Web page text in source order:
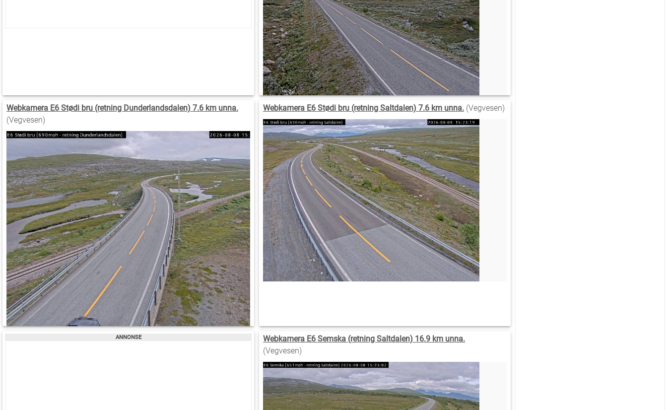
Webkamera E6 Stødi bru (retning Dunderlandsdalen) 7.6 km unna.
(Vegvesen)
Webkamera E6 Stødi bru (retning Saltdalen) 7.6 km unna. (Vegvesen)
Webkamera E6 Semska (retning Saltdalen) 16.9 km unna.
(Vegvesen)